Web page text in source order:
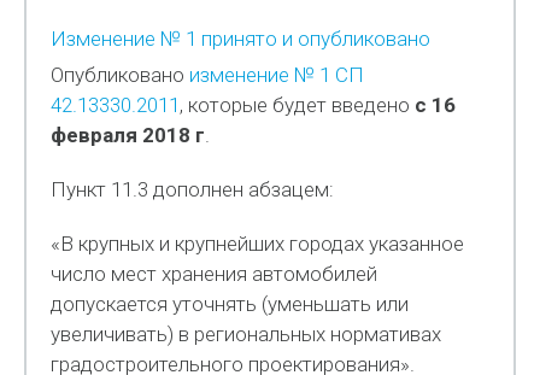
Изменение № 1 принято и опубликовано
Опубликовано изменение № 1 СП
42.13330.2011 , которые будет введено с 16
февраля 2018 г.
Пункт 11.3 дополнен абзацем:
«В крупных и крупнейших городах указанное
число мест хранения автомобилей
допускается уточнять (уменьшать или
увеличивать) в региональных нормативах
градостроительного проектирования».